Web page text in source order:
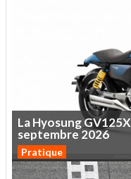
LaHyosungGV125X
septembre2026
Pratique